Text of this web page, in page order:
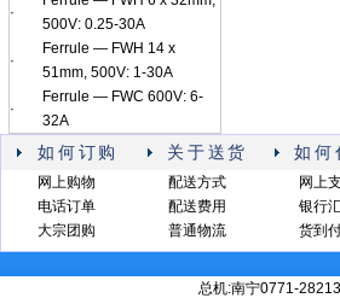
·
500V: 0.25-30A
·
Ferrule — FWH 14 x
51mm, 500V: 1-30A
·
Ferrule — FWC 600V: 6-
32A
如何订购 关于送货 如何
网上购物
电话订单
大宗团购
配送方式
配送费用
普通物流
网上
银行
货到
总机:南宁0771-